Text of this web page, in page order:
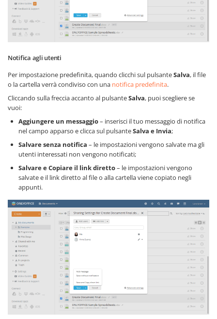
Notifica agli utenti
Per impostazione predefinita, quando clicchi sul pulsanteSalva, il file
o la cartella verrà condiviso con una notifica predefinita.
Cliccando sulla freccia accanto al pulsanteSalva, puoi scegliere se
vuoi:
Aggiungere un messaggio– inserisci il tuo messaggio di notifica
nel campo apparso e clicca sul pulsanteSalva e Invia;
Salvare senza notifica – le impostazioni vengono salvate ma gli
utenti interessati non vengono notificati;
Salvare e Copiare il link diretto– le impostazioni vengono
salvate e il link diretto al file o alla cartella viene copiato negli
appunti.